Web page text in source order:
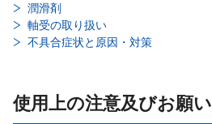
潤滑剤
軸受の取り扱い
不具合症状と原因・対策
使用上の注意及びお願い